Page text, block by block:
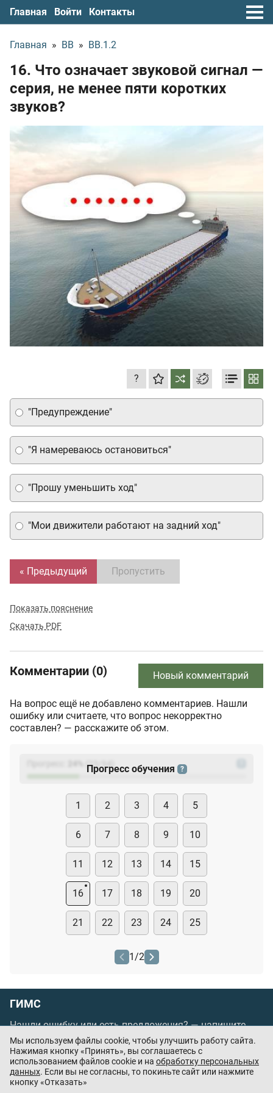
Главная Войти Контакты
Главная » ВВ » ВВ.1.2
16. Что означает звуковой сигнал —
серия, не менее пяти коротких
звуков?
?
"Мои движители работают на задний ход"
"Прошу уменьшить ход"
"Я намереваюсь остановиться"
"Предупреждение"
« Предыдущий Пропустить
Показать пояснение
Скачать PDF
Комментарии (0) Новый комментарий
На вопрос ещё не добавлено комментариев. Нашли
ошибку или считаете, что вопрос некорректно
составлен? — расскажите об этом.
(23
Прогресс обучения ?
1 2 3 4 5
6 7 8 9 10
11 12 13 14 15
16 17 18 19 20
21 22 23 24 25
1 /2
ГИМС
Нашли ошибку или есть предложения? —напишите
нам
Порядок проведения оплаты по банковским
картам/Цены/Оферта
Приложения партнёров:
Мы используем файлы cookie, чтобы улучшить работу сайта.
Нажимая кнопку «Принять», вы соглашаетесь с
использованием файлов cookie и на обработку персональных
данных. Если вы не согласны, то покиньте сайт или нажмите
кнопку «Отказать»